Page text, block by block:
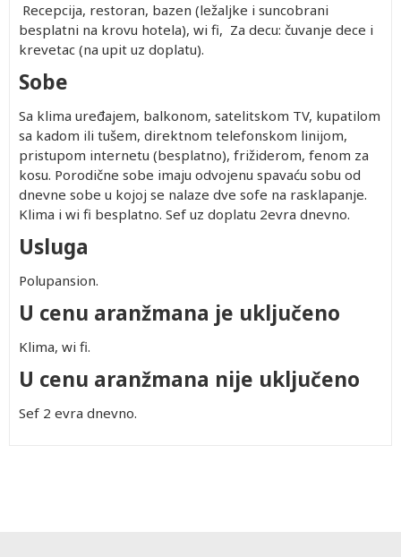
Recepcija, restoran, bazen (ležaljke i suncobrani
besplatni na krovu hotela), wi fi, Za decu: čuvanje dece i
krevetac (na upit uz doplatu).
Sobe
Sa klima uređajem, balkonom, satelitskom TV, kupatilom
sa kadom ili tušem, direktnom telefonskom linijom,
pristupom internetu (besplatno), frižiderom, fenom za
kosu. Porodične sobe imaju odvojenu spavaću sobu od
dnevne sobe u kojoj se nalaze dve sofe na rasklapanje.
Klima i wi fi besplatno. Sef uz doplatu 2evra dnevno.
Usluga
Polupansion.
U cenu aranžmana je uključeno
Klima, wi fi.
U cenu aranžmana nije uključeno
Sef 2 evra dnevno.